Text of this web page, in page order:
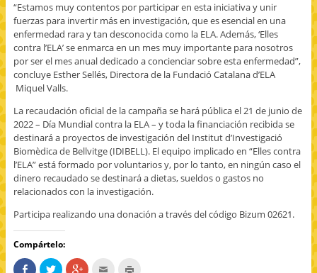
“Estamos muy contentos por participar en esta iniciativa y unir
fuerzas para invertir más en investigación, que es esencial en una
enfermedad rara y tan desconocida como la ELA. Además, ‘Elles
contra l’ELA’ se enmarca en un mes muy importante para nosotros
por ser el mes anual dedicado a concienciar sobre esta enfermedad”,
concluye Esther Sellés, Directora de la Fundació Catalana d’ELA
Miquel Valls.
La recaudación oficial de la campaña se hará pública el 21 de junio de
2022 – Día Mundial contra la ELA – y toda la financiación recibida se
destinará a proyectos de investigación del Institut d’Investigació
Biomèdica de Bellvitge (IDIBELL). El equipo implicado en “Elles contra
l’ELA” está formado por voluntarios y, por lo tanto, en ningún caso el
dinero recaudado se destinará a dietas, sueldos o gastos no
relacionados con la investigación.
Participa realizando una donación a través del código Bizum 02621.
Compártelo:
C
H H